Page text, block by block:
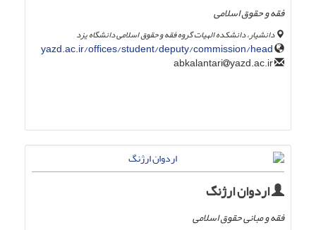
فقه و حقوق اسلامی
دانشیار، دانشکده الهیات گروه فقه و حقوق اسلامی دانشگاه یزد
yazd.ac.ir/offices/student/deputy/commission/head
yazd.ac.ir
اردوان ارژنگ
فقه و مبانی حقوق اسلامی